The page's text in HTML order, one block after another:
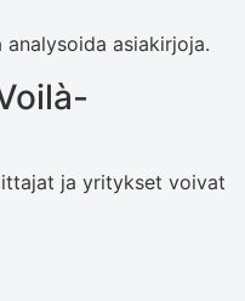
asiakirjoja.
ja yritykset voivat